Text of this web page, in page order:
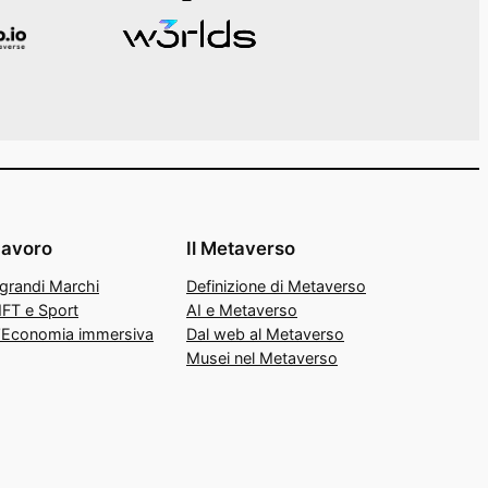
Marchi
e Sport
immersiva
Il Metaverso
Definizione di Metaverso
AI e Metaverso
Dal web al Metaverso
Musei nel Metaverso